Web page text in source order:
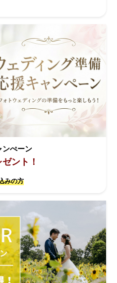
ンぺーン
ント！
みの方